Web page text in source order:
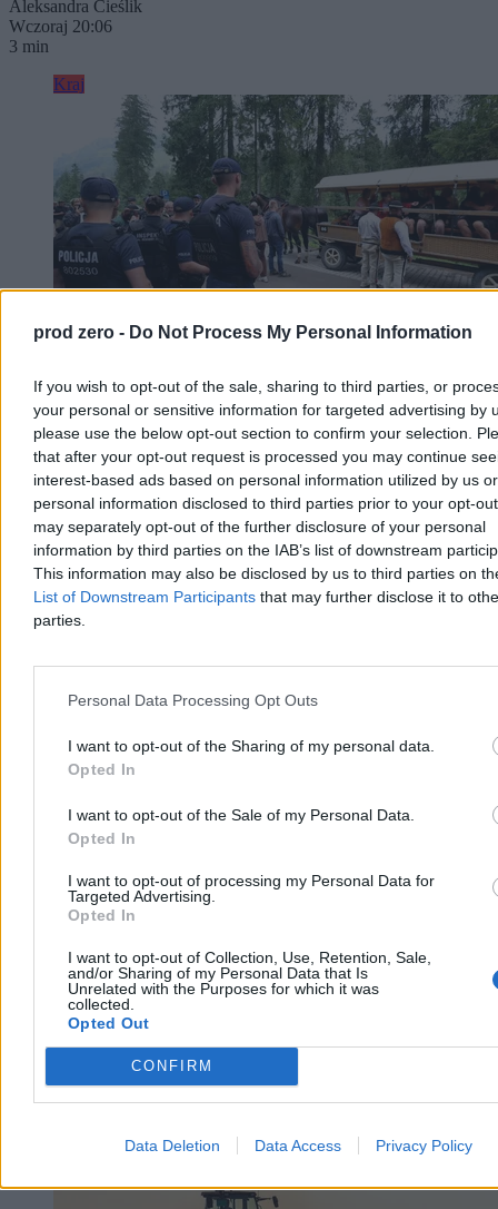
prod zero - Do Not Process My Personal Information
If you wish to opt-out of the sale, sharing to third parties, or
your personal or sensitive information for targeted advertising by
please use the below opt-out section to confirm your selection.
that after your opt-out request is processed you may continue
interest-based ads based on personal information utilized by us or
personal information disclosed to third parties prior to your opt-
may separately opt-out of the further disclosure of your personal
information by third parties on the IAB’s list of downstream
This information may also be disclosed by us to third parties on
List of Downstream Participants that may further disclose it to
parties.
Personal Data Processing Opt Outs
I want to opt-out of the Sharing of my personal data.
Opted In
I want to opt-out of the Sale of my Personal Data.
Opted In
I want to opt-out of processing my Personal Data for
Targeted Advertising.
Opted In
I want to opt-out of Collection, Use, Retention, Sale,
and/or Sharing of my Personal Data that Is
Unrelated with the Purposes for which it was
collected.
Opted Out
CONFIRM
Data Deletion Data Access Privacy Policy
Aleksandra Cieślik
Wczoraj 20:06
3 min
Kraj
Pikieta przeciw transportowi konnemu do
Morskiego Oka. Wozacy odpierają zarzuty
W sobotę na Palenicy Białczańskiej odbyła się pikieta przeciw
transportowi konnemu do Morskiego Oka. Aktywiści z ruchu Dla
Zwierząt i DIOZ domagają się całkowitego zakazu przewozów,
twierdząc, że konie są męczone. Wozacy i eksperci weterynarii
wskazują, że zwierzęta są corocznie badane i chronione
regulaminem TPN.
Wczoraj 19:20
Reklama
Reklama